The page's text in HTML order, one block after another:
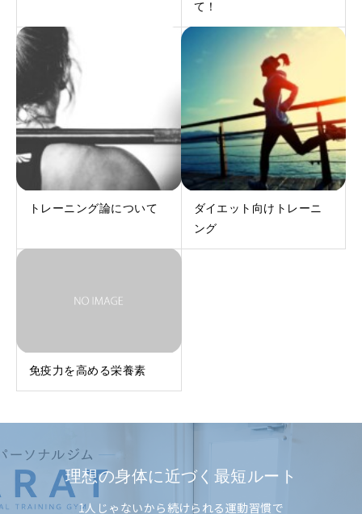
て！
トレーニング論について
ダイエット向けトレーニ
ング
免疫力を高める栄養素
理想の身体に近づく最短ルート
1人じゃないから続けられる運動習慣で